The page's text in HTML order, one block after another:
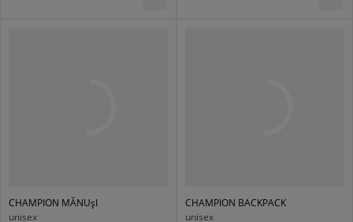
CHAMPION MĂNUșI
unisex
CHAMPION BACKPACK
unisex